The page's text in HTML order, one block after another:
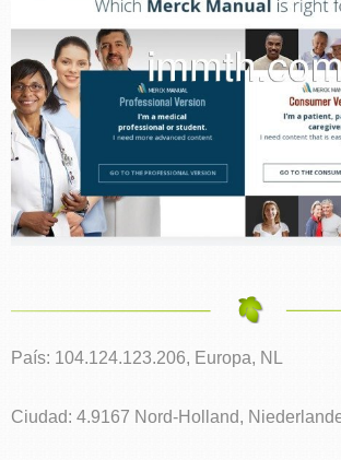
País: 104.124.123.206, Europa, NL
Ciudad: 4.9167 Nord-Holland,